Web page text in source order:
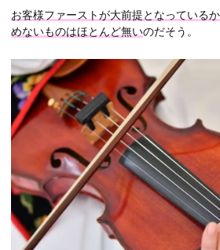
お客様ファーストが大前提となっている
めないものはほとんど無いのだそう。